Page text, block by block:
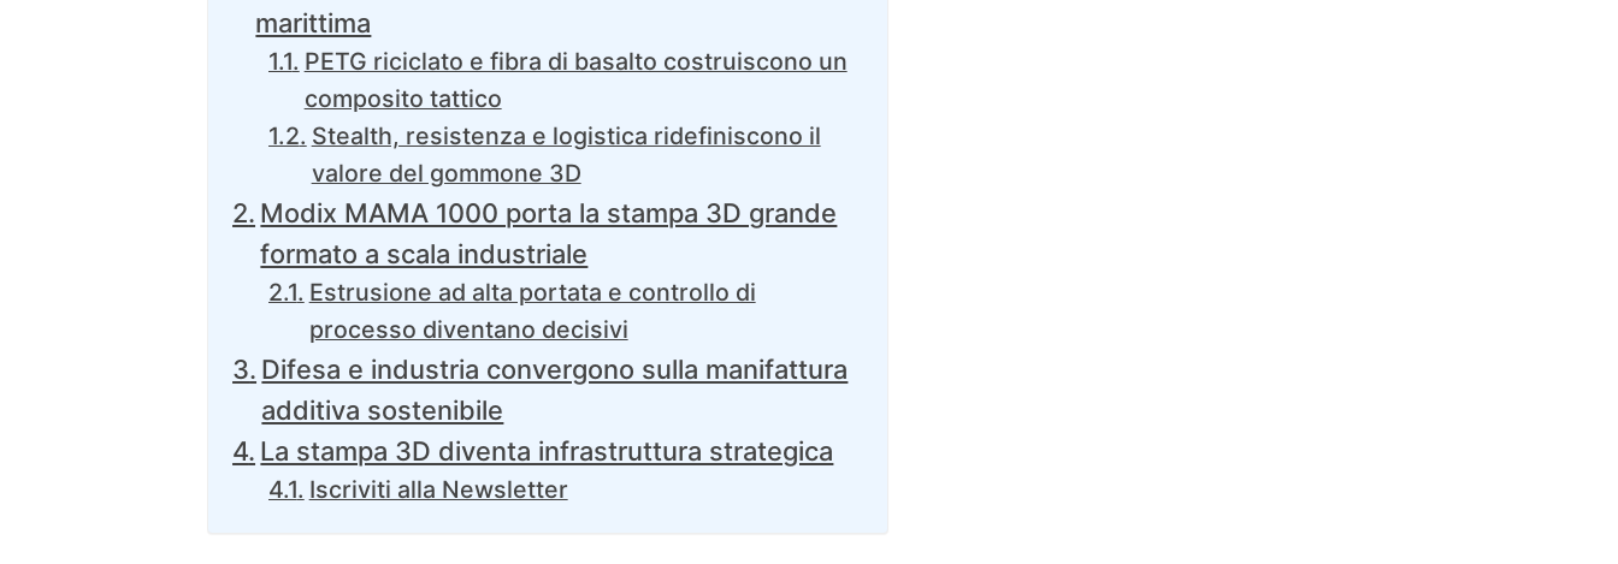
marittima
PETG riciclato e fibra di basalto costruiscono un
composito tattico
Stealth, resistenza e logistica ridefiniscono il
valore del gommone 3D
Modix MAMA 1000 porta la stampa 3D grande
formato a scala industriale
Estrusione ad alta portata e controllo di
processo diventano decisivi
Difesa e industria convergono sulla manifattura
additiva sostenibile
La stampa 3D diventa infrastruttura strategica
Iscriviti alla Newsletter